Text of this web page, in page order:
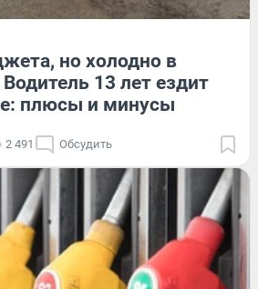
но холодно в
13 лет ездит
плюсы и минусы
2 491 Обсудить